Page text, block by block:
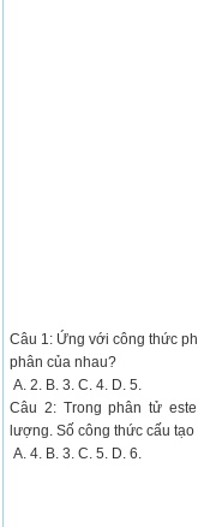
Câu 1: Ứng với công thức
phân của nhau?
A. 2. B. 3. C. 4. D. 5.
Câu 2: Trong phân tử
lượng. Số công thức cấu
A. 4. B. 3. C. 5. D. 6.